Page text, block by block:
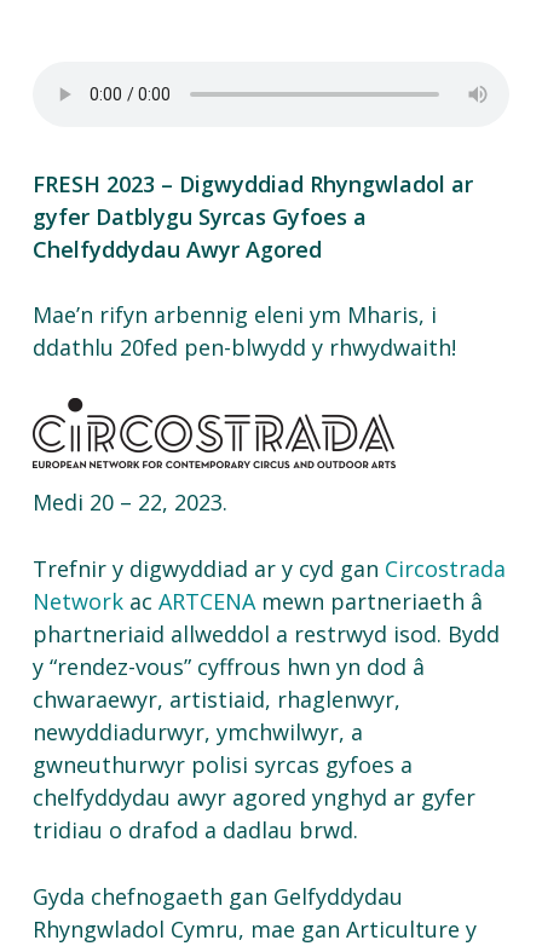
FRESH 2023 – Digwyddiad Rhyngwladol ar
gyfer Datblygu Syrcas Gyfoes a
Chelfyddydau Awyr Agored
Mae’n rifyn arbennig eleni ym Mharis, i
ddathlu 20fed pen-blwydd y rhwydwaith!
Medi 20 – 22, 2023.
Trefniry digwyddiad ary cyd gan Circostrada
Networkac ARTCENA mewn partneriaeth â
phartneriaid allweddol a restrwyd isod. Bydd
y “rendez-vous” cyffrous hwn yn dod â
chwaraewyr, artistiaid, rhaglenwyr,
newyddiadurwyr, ymchwilwyr, a
gwneuthurwyr polisi syrcas gyfoes a
chelfyddydau awyr agored ynghyd ar gyfer
tridiau o drafod a dadlau brwd.
Gyda chefnogaeth gan Gelfyddydau
Rhyngwladol Cymru, mae gan Articulture y